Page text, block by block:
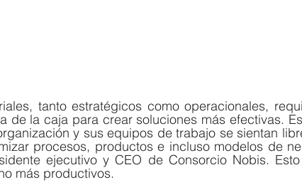
tanto estratégicos como operacionales,
de la caja para crear soluciones más efectivas.
y sus equipos de trabajo se sientan
procesos, productos e incluso modelos de
ejecutivo y CEO de Consorcio Nobis.
más productivos.